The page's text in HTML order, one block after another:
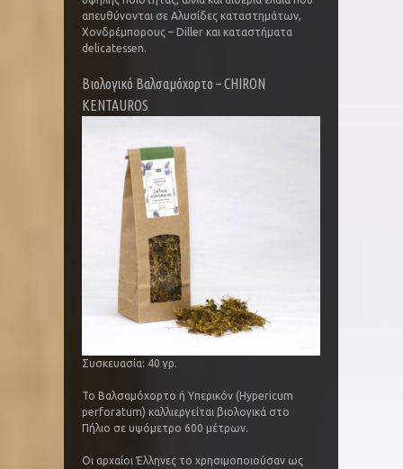
απευθύνονται σε Αλυσίδες καταστημάτων,
Χονδρέμπορους – Diller και καταστήματα
delicatessen.
Βιολογικό Βαλσαμόχορτο – CHIRON
KENTAUROS
Συσκευασία: 40 γρ.
Το Βαλσαμόχορτο ή Yπερικόν (Hypericum
perforatum) καλλιεργείται βιολογικά στο
Πήλιο σε υψόμετρο 600 μέτρων.
Οι αρχαίοι Έλληνες το χρησιμοποιούσαν ως